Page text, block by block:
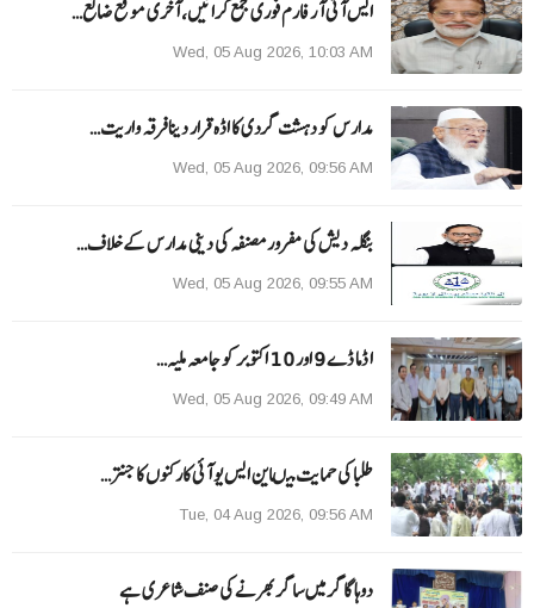
ایس آئی آر فارم فوری جمع کرائیں، آخری موقع ضائع…
Wed, 05 Aug 2026, 10:03 AM
مدارس کو دہشت گردی کا اڈہ قرار دینا فرقہ واریت…
Wed, 05 Aug 2026, 09:56 AM
بنگلہ دیش کی مفرور مصنفہ کی دینی مدارس کے خلاف…
Wed, 05 Aug 2026, 09:55 AM
ا ڈما ڈے 9 اور 10 اکتوبر کو جامعہ ملیہ…
Wed, 05 Aug 2026, 09:49 AM
طلبا کی حمایت میںاین ایس یو آئی کارکنوں کا جنتر…
Tue, 04 Aug 2026, 09:56 AM
دوہا گاگر میں ساگر بھرنے کی صنف شاعری ہے